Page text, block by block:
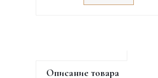
Описание товара